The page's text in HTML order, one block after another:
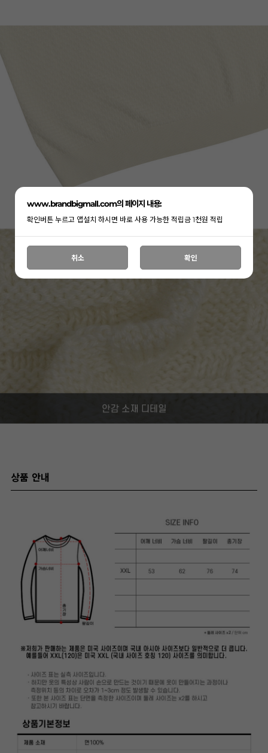
상품 안내
www.brandbigmall.com의 페이지 내용:
확인버튼 누르고 앱설치 하시면 바로 사용 가능한 적립금 1천원 적립
취소 확인